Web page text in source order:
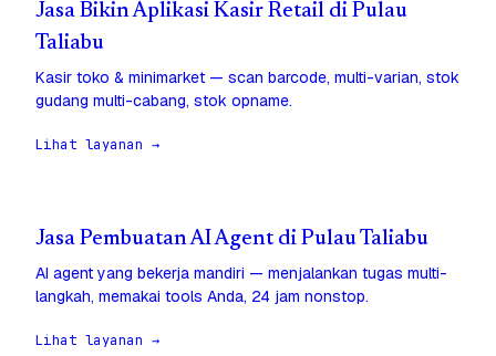
Jasa Bikin Aplikasi Kasir Retail di Pulau
Taliabu
Kasir toko & minimarket — scan barcode, multi-varian, stok
gudang multi-cabang, stok opname.
Lihat layanan →
Jasa Pembuatan AI Agent di Pulau Taliabu
AI agent yang bekerja mandiri — menjalankan tugas multi-
langkah, memakai tools Anda, 24 jam nonstop.
Lihat layanan →